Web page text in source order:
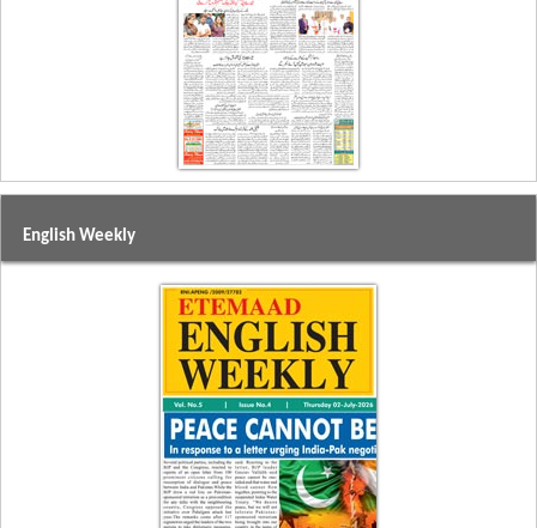
English Weekly